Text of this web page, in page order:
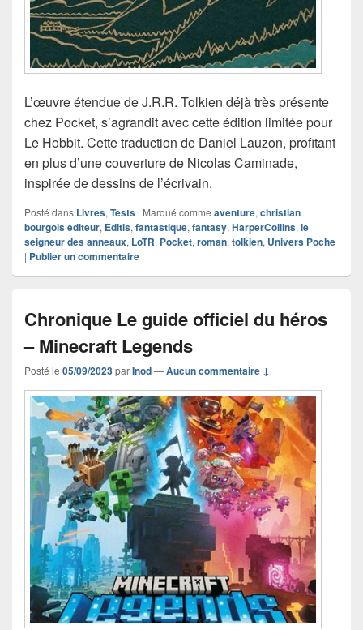
L’œuvre étendue de J.R.R. Tolkien déjà très présente
chez Pocket, s’agrandit avec cette édition limitée pour
Le Hobbit. Cette traduction de Daniel Lauzon, profitant
en plus d’une couverture de Nicolas Caminade,
inspirée de dessins de l’écrivain.
Posté dans Livres, Tests | Marqué comme aventure, christian
bourgois editeur, Editis, fantastique, fantasy, HarperCollins, le
seigneur des anneaux, LoTR, Pocket, roman, tolkien, Univers Poche
| Publier un commentaire
Chronique Le guide officiel du héros
– Minecraft Legends
Posté le 05/09/2023parInod—Aucun commentaire ↓